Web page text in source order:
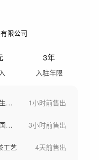
限公司
3年
入驻年限
5G科技购物工业现代化新质生产力 1小时前售出
5G智慧海洋科技城市海洋强国素材 3小时前售出
工艺 4天前售出